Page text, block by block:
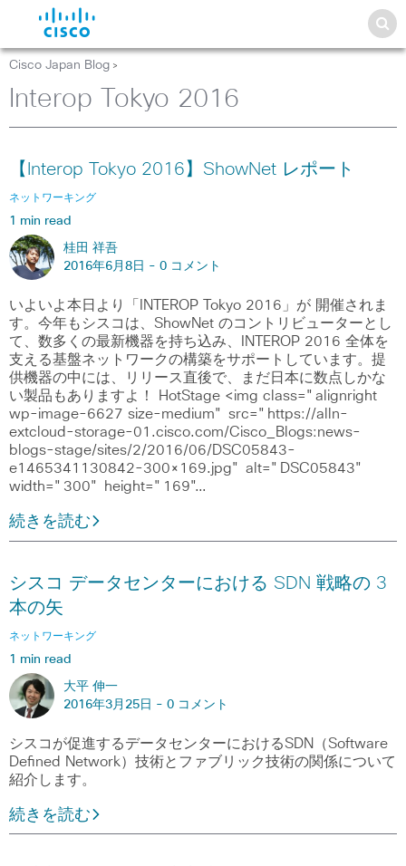
Cisco Japan Blog >
Interop Tokyo 2016
【Interop Tokyo 2016】ShowNet レポート
ネットワーキング
1 min read
桂田 祥吾
2016年6月8日 - 0 コメント
いよいよ本日より「INTEROP Tokyo 2016」が 開催されま
す。今年もシスコは、ShowNet のコントリビューターとし
て、数多くの最新機器を持ち込み、INTEROP 2016 全体を
支える基盤ネットワークの構築をサポートしています。提
供機器の中には、リリース直後で、まだ日本に数点しかな
い製品もありますよ！ HotStage <img class="alignright
wp-image-6627 size-medium" src="https://alln-
extcloud-storage-01.cisco.com/Cisco_Blogs:news-
blogs-stage/sites/2/2016/06/DSC05843-
e1465341130842-300×169.jpg" alt="DSC05843"
width="300" height="169"…
続きを読む
シスコ データセンターにおける SDN 戦略の 3
本の矢
ネットワーキング
1 min read
大平 伸一
2016年3月25日 - 0 コメント
シスコが促進するデータセンターにおけるSDN（Software
Defined Network）技術とファブリック技術の関係について
紹介します。
続きを読む